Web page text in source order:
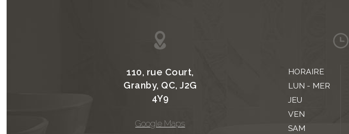
110, rue Court,
Granby, QC, J2G
4Y9
Google Maps
HORAIRE
LUN - MER
JEU
VEN
SAM